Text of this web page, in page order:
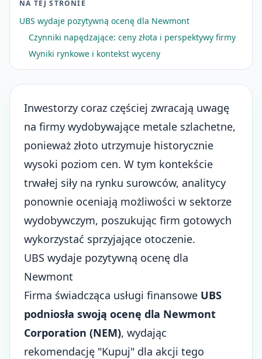
NA TEJ STRONIE
UBS wydaje pozytywną ocenę dla Newmont
Czynniki napędzające: ceny złota i perspektywy firmy
Wyniki rynkowe i kontekst wyceny
Inwestorzy coraz częściej zwracają uwagę
na firmy wydobywające metale szlachetne,
ponieważ złoto utrzymuje historycznie
wysoki poziom cen. W tym kontekście
trwałej siły na rynku surowców, analitycy
ponownie oceniają możliwości w sektorze
wydobywczym, poszukując firm gotowych
wykorzystać sprzyjające otoczenie.
UBS wydaje pozytywną ocenę dla
Newmont
Firma świadcząca usługi finansowe UBS
podniosła swoją ocenę dla Newmont
Corporation (NEM), wydając
rekomendację "Kupuj" dla akcji tego